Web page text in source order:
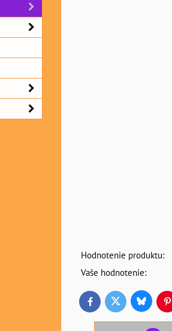
Hodnotenie produktu:
Vaše hodnotenie:
FacebookTwitter Bluesky